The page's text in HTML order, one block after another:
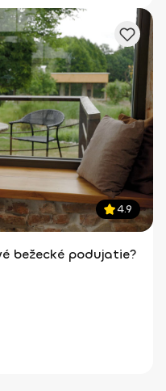
4.9
bežecké podujatie?